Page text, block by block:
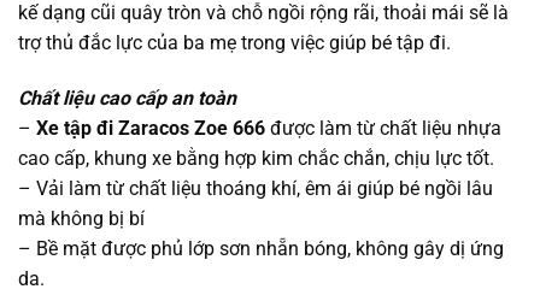
kế dạng cũi quây tròn và chỗ ngồi rộng rãi, thoải mái sẽ là
trợ thủ đắc lực của ba mẹ trong việc giúp bé tập đi.
Chất liệu cao cấp an toàn
– Xe tập đi Zaracos Zoe 666 được làm từ chất liệu nhựa
cao cấp, khung xe bằng hợp kim chắc chắn, chịu lực tốt.
– Vải làm từ chất liệu thoáng khí, êm ái giúp bé ngồi lâu
mà không bị bí
– Bề mặt được phủ lớp sơn nhẵn bóng, không gây dị ứng
da.